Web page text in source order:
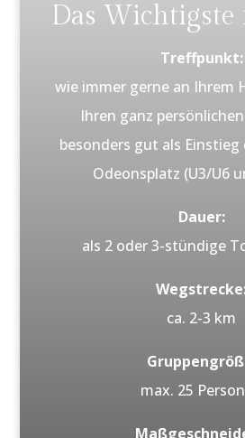
Das Wichtigste
Treffpunkt:
wie immer gerne an Ihrem
Ihren ganz
besonders gut als
Odeonsplatz (U3/U6
Dauer:
als 2 oder 3-stündige
ca. 2-3 km
max. 25